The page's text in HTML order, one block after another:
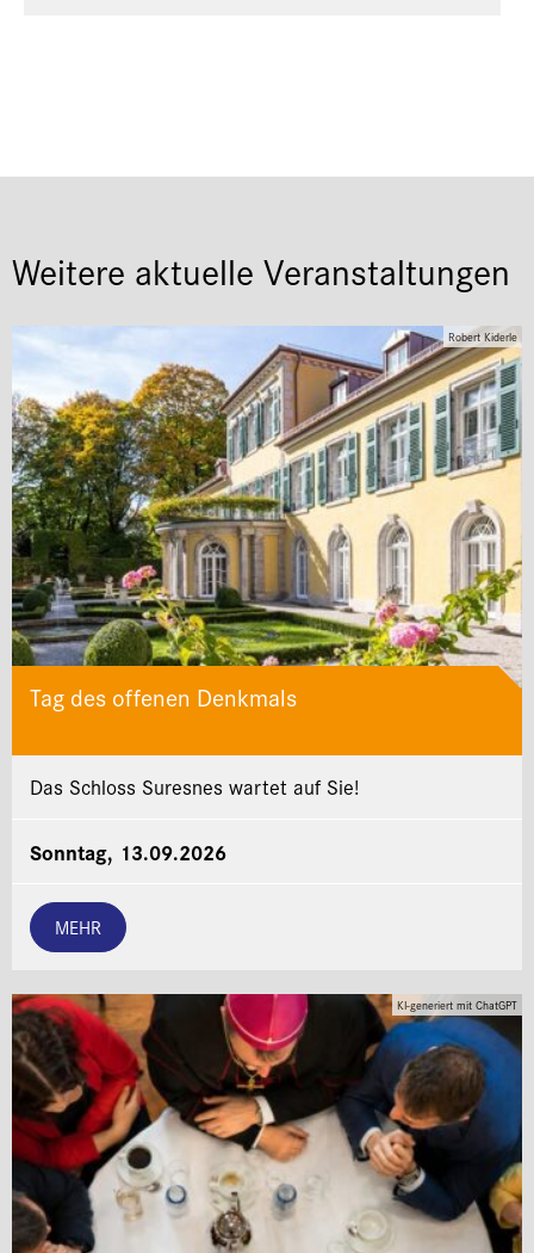
Weitere aktuelle Veranstaltungen
Robert Kiderle
Tag des offenen Denkmals
Das Schloss Suresnes wartet auf Sie!
Sonntag, 13.09.2026
MEHR
KI-generiert mit ChatGPT